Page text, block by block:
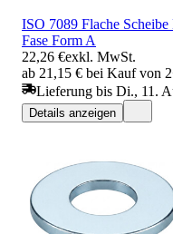
ISO 7089 Flache
Fase Form A
22,26 €exkl. MwSt.
ab 21,15 € bei Kauf von
Lieferung bis Di., 11.
Details anzeigen